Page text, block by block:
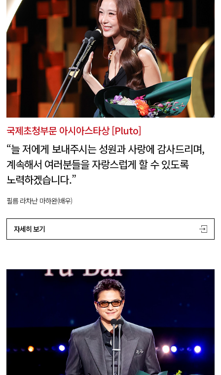
국제초청부문 아시아스타상 [Pluto]
“늘 저에게 보내주시는 성원과 사랑에 감사드리며,
계속해서 여러분들을 자랑스럽게 할 수 있도록
노력하겠습니다.”
필름 라차난 마하완(배우)
자세히 보기